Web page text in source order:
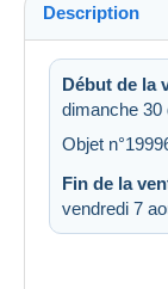
Description
Début de la
dimanche 30
Objet
Fin de la
vendredi 7